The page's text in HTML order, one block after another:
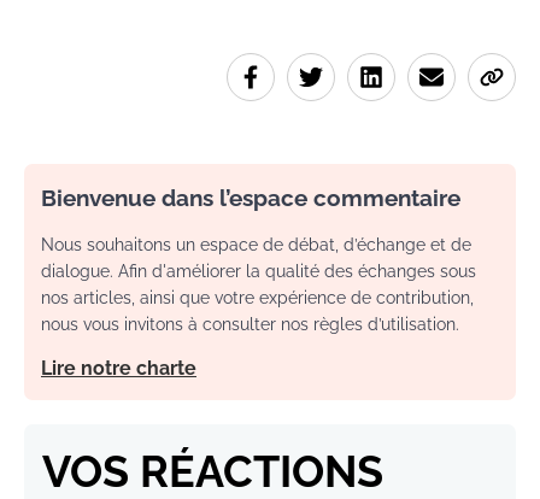
Bienvenue dans l’espace commentaire
Nous souhaitons un espace de débat, d’échange et de
dialogue. Afin d'améliorer la qualité des échanges sous
nos articles, ainsi que votre expérience de contribution,
nous vous invitons à consulter nos règles d’utilisation.
Lire notre charte
VOS RÉACTIONS